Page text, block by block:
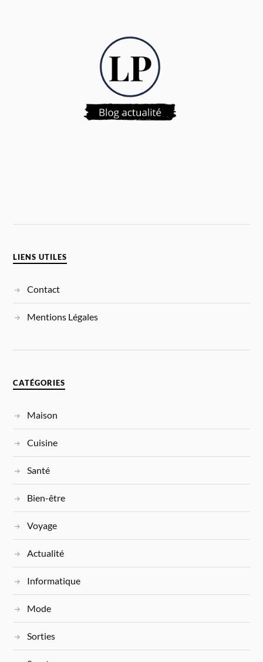
LIENS UTILES
Contact
Mentions Légales
CATÉGORIES
Maison
Cuisine
Santé
Bien-être
Voyage
Actualité
Informatique
Mode
Sorties